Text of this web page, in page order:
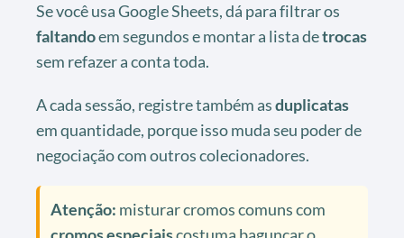
Se você usa Google Sheets, dá para filtrar os
faltandoem segundos e montar a lista detrocas
sem refazer a conta toda.
A cada sessão, registre também asduplicatas
em quantidade, porque isso muda seu poder de
negociação com outros colecionadores.
Atenção: misturar cromos comuns com